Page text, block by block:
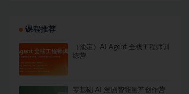
课程推荐
（预定）AI Agent 全栈工程师训
练营
零基础 AI 漫剧智能量产创作营